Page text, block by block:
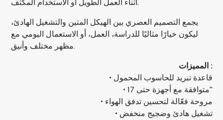
أثناء العمل الطويل أو الاستخدام المكثف.
يجمع التصميم العصري بين الهيكل المتين والتشغيل الهادئ،
ليكون خيارًا مثاليًا للدراسة، العمل، أو الاستعمال اليومي مع
مظهر مختلف وأنيق.
المميزات :
• قاعدة تبريد للحاسوب المحمول
• متوافقة مع أجهزة حتى 17"
• مروحة فعّالة لتحسين تدفق الهواء
• تشغيل هادئ وضجيج منخفض